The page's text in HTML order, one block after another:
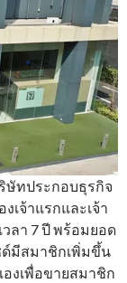
ษัทประกอบธุรกิจ
เจ้าแรกและเจ้า
วลา 7 ปี พร้อมยอด
ด์มีสมาชิกเพิ่มขึ้น
งเพื่อขายสมาชิก